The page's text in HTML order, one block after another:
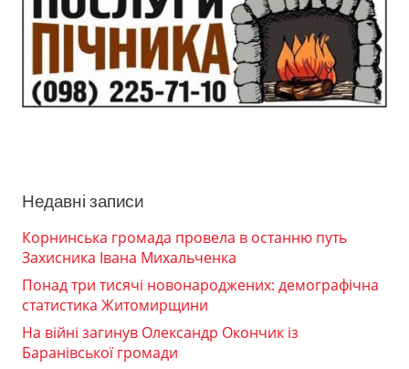
Недавні записи
Корнинська громада провела в останню путь
Захисника Івана Михальченка
Понад три тисячі новонароджених: демографічна
статистика Житомирщини
На війні загинув Олександр Окончик із
Баранівської громади